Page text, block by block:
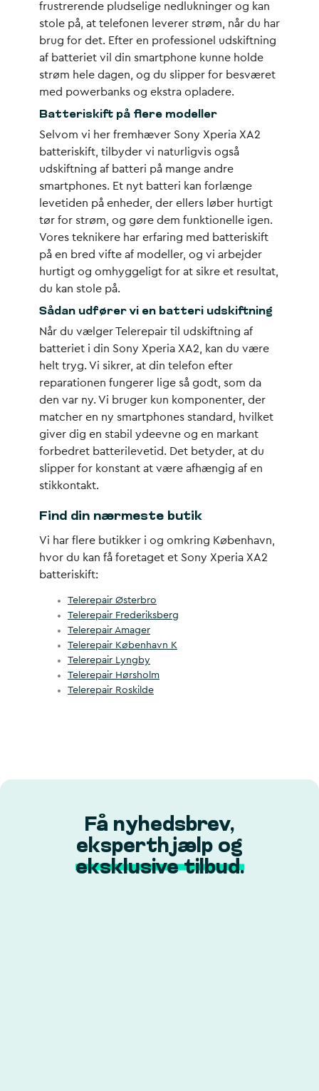
frustrerende pludselige nedlukninger og kan
stole på, at telefonen leverer strøm, når du har
brug for det. Efter en professionel udskiftning
af batteriet vil din smartphone kunne holde
strøm hele dagen, og du slipper for besværet
med powerbanks og ekstra opladere.
Batteriskift på flere modeller
Selvom vi her fremhæver Sony Xperia XA2
batteriskift, tilbyder vi naturligvis også
udskiftning af batteri på mange andre
smartphones. Et nyt batteri kan forlænge
levetiden på enheder, der ellers løber hurtigt
tør for strøm, og gøre dem funktionelle igen.
Vores teknikere har erfaring med batteriskift
på en bred vifte af modeller, og vi arbejder
hurtigt og omhyggeligt for at sikre et resultat,
du kan stole på.
Sådan udfører vi en batteri udskiftning
Når du vælger Telerepair til udskiftning af
batteriet i din Sony Xperia XA2, kan du være
helt tryg. Vi sikrer, at din telefon efter
reparationen fungerer lige så godt, som da
den var ny. Vi bruger kun komponenter, der
matcher en ny smartphones standard, hvilket
giver dig en stabil ydeevne og en markant
forbedret batterilevetid. Det betyder, at du
slipper for konstant at være afhængig af en
stikkontakt.
Find din nærmeste butik
Vi har flere butikker i og omkring København,
hvor du kan få foretaget et Sony Xperia XA2
batteriskift:
Telerepair Østerbro
Telerepair Frederiksberg
Telerepair Amager
Telerepair København K
Telerepair Lyngby
Telerepair Hørsholm
Telerepair Roskilde
Få nyhedsbrev,
eksperthjælp og
eksklusive tilbud.